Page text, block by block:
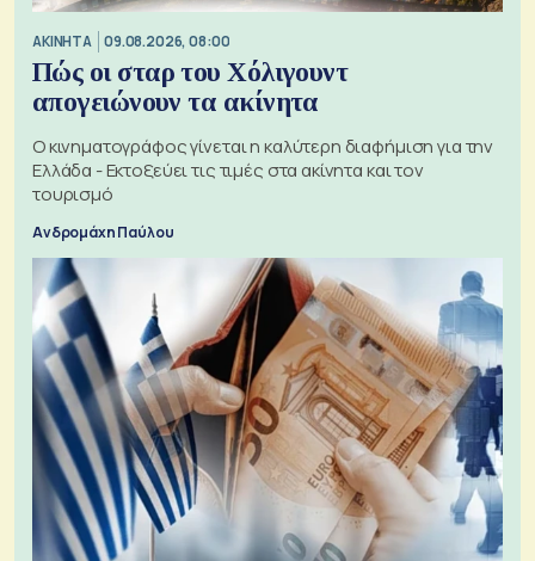
ΑΚΙΝΗΤΑ 09.08.2026, 08:00
Πώς οι σταρ του Χόλιγουντ
απογειώνουν τα ακίνητα
Ο κινηματογράφος γίνεται η καλύτερη διαφήμιση για την
Ελλάδα - Εκτοξεύει τις τιμές στα ακίνητα και τον
τουρισμό
Ανδρομάχη Παύλου